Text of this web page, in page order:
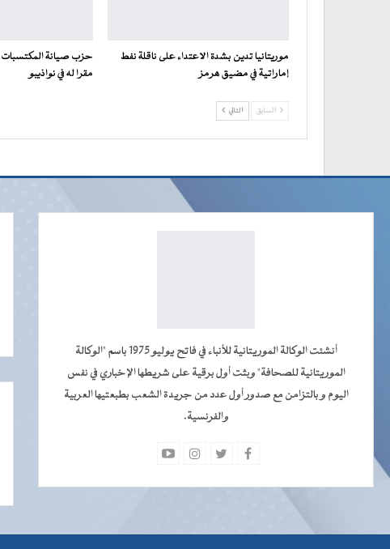
موريتانيا تدين بشدة الاعتداء على ناقلة نفط
إماراتية في مضيق هرمز
حزب صيانة المكتسبات
مقرا له في نواذيبو
السابق التالي
أنشئت الوكالة الموريتانية للأنباء في فاتح يوليو 1975 باسم "الوكالة
الموريتانية للصحافة" وبثت أول برقية على شريطها الإخباري في نفس
اليوم و بالتزامن مع صدور أول عدد من جريدة الشعب بطبعتيها العربية
والفرنسية.